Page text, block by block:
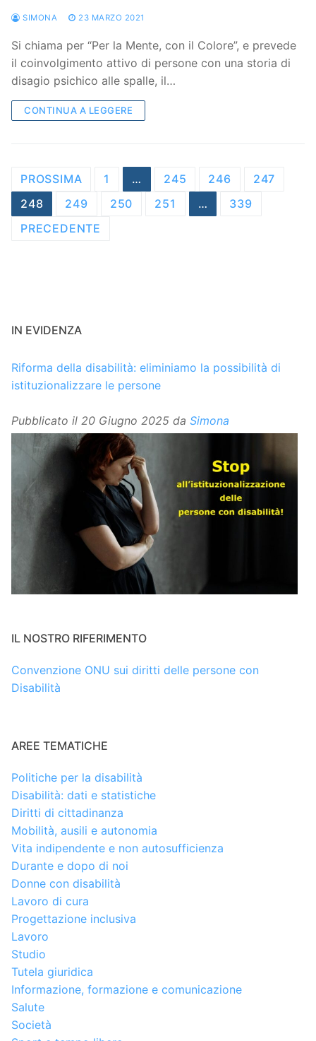
SIMONA 23 MARZO 2021
Si chiama per “Per la Mente, con il Colore”, e prevede
il coinvolgimento attivo di persone con una storia di
disagio psichico alle spalle, il…
CONTINUA A LEGGERE
Navigazione
articoli
PROSSIMA 1 … 245 246
247
248
249 250 251 …
339
PRECEDENTE
IN EVIDENZA
Riforma della disabilità: eliminiamo la possibilità di
istituzionalizzare le persone
Pubblicato il 20 Giugno 2025 da Simona
IL NOSTRO RIFERIMENTO
Convenzione ONU sui diritti delle persone con
Disabilità
AREE TEMATICHE
Politiche per la disabilità
Disabilità: dati e statistiche
Diritti di cittadinanza
Mobilità, ausili e autonomia
Vita indipendente e non autosufficienza
Durante e dopo di noi
Donne con disabilità
Lavoro di cura
Progettazione inclusiva
Lavoro
Studio
Tutela giuridica
Informazione, formazione e comunicazione
Salute
Società